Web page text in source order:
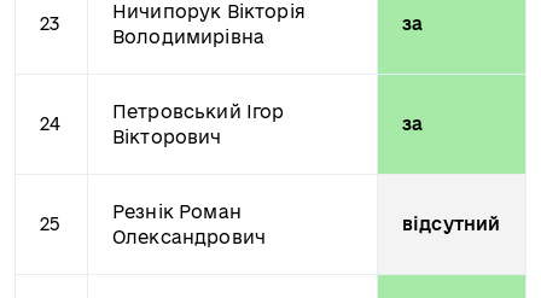
23
Ничипорук Вікторія
Володимирівна
за
24
Петровський Ігор
Вікторович
за
25
Резнік Роман
Олександрович
відсутний